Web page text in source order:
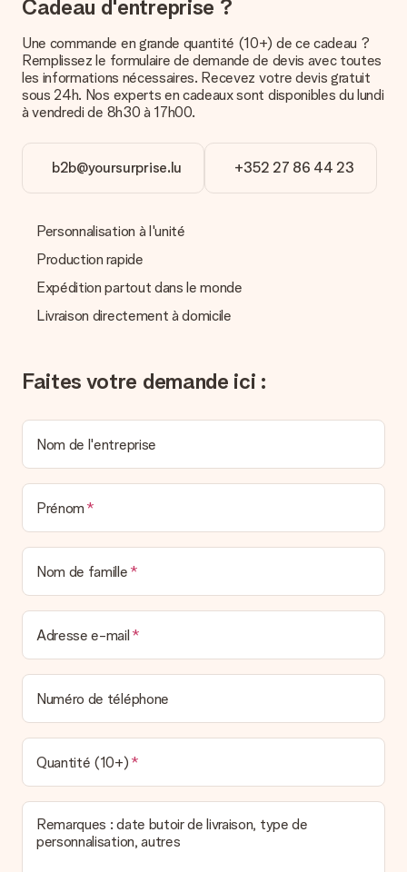
contacter notre service client.
Paiement
Comment puis-je régler ma commande ?
Nous proposons les formes de paiement suivantes : Paypal,
carte bancaire ou par virement bancaire. Comptez un délai de
cas de paiement par virement bancaire.
Réception du cadeau
fait ?
Nous déplorons le fait que votre cadeau ne vous plaise pas.
Vous pouvez dans ce cas contacter notre service client qui
La facture est-elle envoyée avec le cadeau ?
Nous n’envoyons pas de facture avec le cadeau. Nous vous
personnel MySurprise. Vous pouvez ainsi être tranquille et
Cadeau d'entreprise ?
Une commande en grande quantité (10+) de ce cadeau ?
Remplissez le formulaire de demande de devis avec toutes
les informations nécessaires. Recevez votre devis gratuit
sous 24h. Nos experts en cadeaux sont disponibles du lundi
à vendredi de 8h30 à 17h00.
b2b@yoursurprise.lu +352 27 86 44 23
Personnalisation à l'unité
Production rapide
Expédition partout dans le monde
Livraison directement à domicile
Faites votre demande ici :
Nom de l'entreprise
Prénom
Nom de famille
Adresse e-mail
Numéro de téléphone
Quantité (10+)
Remarques : date butoir de livraison, type de
personnalisation, autres